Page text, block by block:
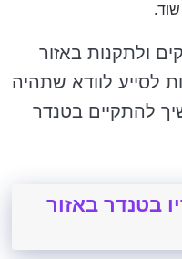
ולתקנות באזור
לסייע לוודא שתהיה
להתקיים בטנדר
בטנדר באזור